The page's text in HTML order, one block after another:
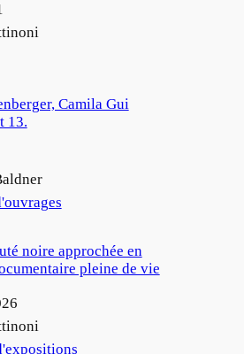
Camila Gui
13.
noire approchée en
pleine de vie